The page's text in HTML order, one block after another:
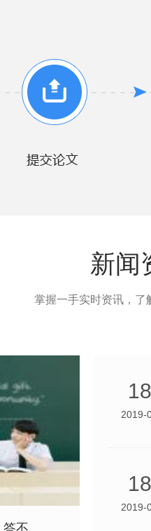
新闻
掌握一手实时资讯，了
不...
18
2019-
18
2019-